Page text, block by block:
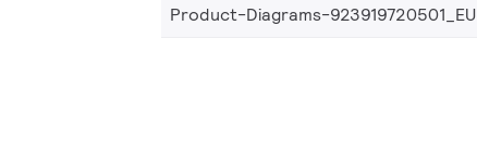
Product-Diagrams-923919720501_EU